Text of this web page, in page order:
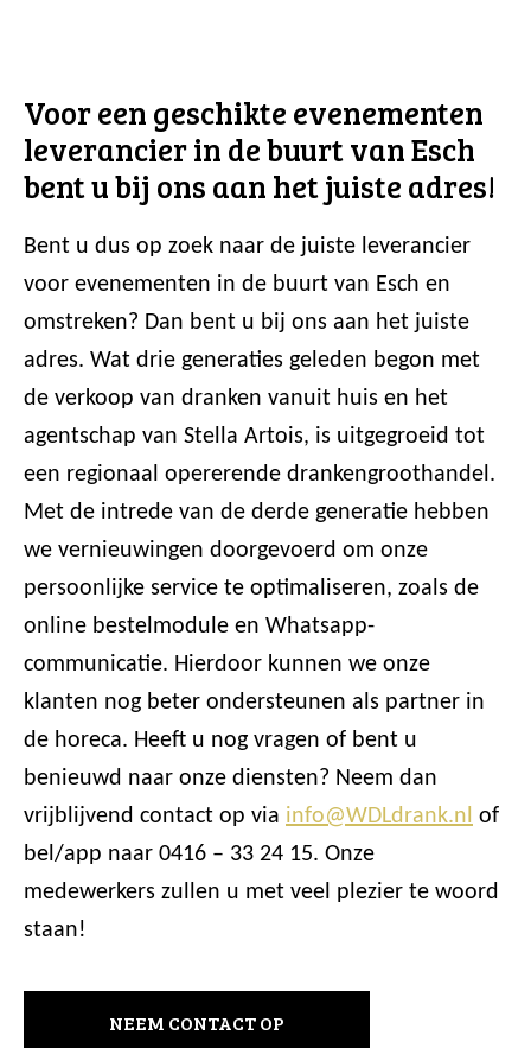
Voor een geschikte evenementen
leverancier in de buurt van Esch
bent u bij ons aan het juiste adres!
Bent u dus op zoek naar de juiste leverancier
voor evenementen in de buurt van Esch en
omstreken? Dan bent u bij ons aan het juiste
adres. Wat drie generaties geleden begon met
de verkoop van dranken vanuit huis en het
agentschap van Stella Artois, is uitgegroeid tot
een regionaal opererende drankengroothandel.
Met de intrede van de derde generatie hebben
we vernieuwingen doorgevoerd om onze
persoonlijke service te optimaliseren, zoals de
online bestelmodule en Whatsapp-
communicatie. Hierdoor kunnen we onze
klanten nog beter ondersteunen als partner in
de horeca. Heeft u nog vragen of bent u
benieuwd naar onze diensten? Neem dan
vrijblijvend contact op via info@WDLdrank.nl of
bel/app naar 0416 – 33 24 15. Onze
medewerkers zullen u met veel plezier te woord
staan!
NEEM CONTACT OP